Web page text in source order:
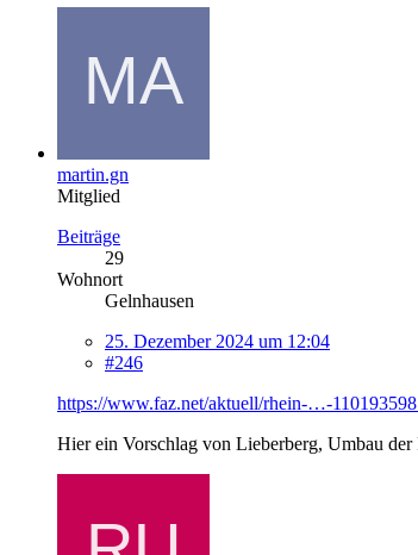
martin.gn
Mitglied
Beiträge
29
Wohnort
Gelnhausen
25. Dezember 2024 um 12:04
#246
https://www.faz.net/aktuell/rhein-…-
Hier ein Vorschlag von Lieberberg, Umbau